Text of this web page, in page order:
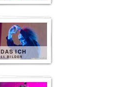
DAS ICH
11 BILDER